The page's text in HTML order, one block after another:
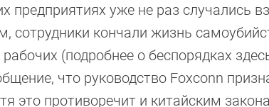
предприятиях уже не раз случались
сотрудники кончали жизнь
(подробнее о беспорядках
что руководство Foxconn
это противоречит и китайским